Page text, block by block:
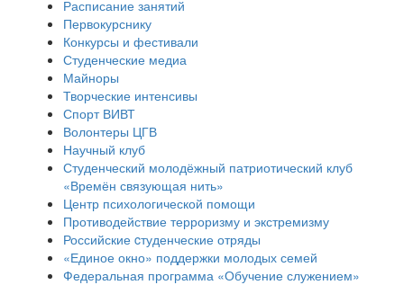
Расписание занятий
Первокурснику
Конкурсы и фестивали
Студенческие медиа
Майноры
Творческие интенсивы
Спорт ВИВТ
Волонтеры ЦГВ
Научный клуб
Студенческий молодёжный патриотический клуб
«Времён связующая нить»
Центр психологической помощи
Противодействие терроризму и экстремизму
Российские cтуденческие отряды
«Единое окно» поддержки молодых семей
Федеральная программа «Обучение служением»